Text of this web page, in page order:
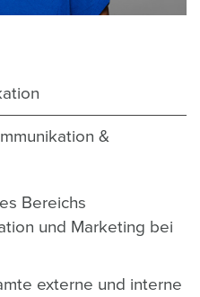
&
Bereichs
und Marketing bei
externe und interne